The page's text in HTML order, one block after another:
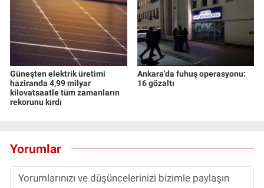
Güneşten elektrik üretimi
haziranda 4,99 milyar
kilovatsaatle tüm zamanların
rekorunu kırdı
Ankara'da fuhuş operasyonu:
16 gözaltı
Yorumlar